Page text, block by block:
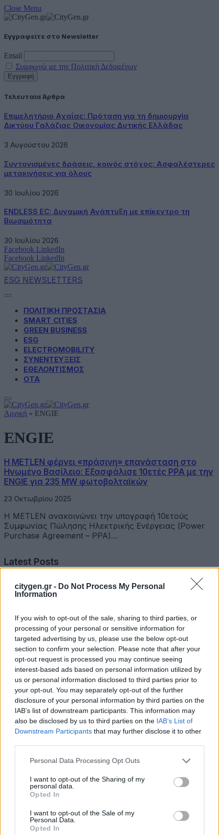
citygen.gr - Do Not Process My Personal
Information
If you wish to opt-out of the sale, sharing to third parties, or
processing of your personal or sensitive information for
targeted advertising by us, please use the below opt-out
section to confirm your selection. Please note that after your
opt-out request is processed you may continue seeing
interest-based ads based on personal information utilized by
us or personal information disclosed to third parties prior to
your opt-out. You may separately opt-out of the further
disclosure of your personal information by third parties on the
IAB’s list of downstream participants. This information may
also be disclosed by us to third parties on the IAB’s List of
Downstream Participants that may further disclose it to other
Personal Data Processing Opt Outs
I want to opt-out of the Sharing of my
personal data.
Opted In
I want to opt-out of the Sale of my
Personal Data.
Opted In
Close Menu
Εγγραφείτε στο Newsletter
Email
Συμφωνώ με την Πολιτική Δεδομένων
Τελευταία Άρθρα
Επιμελητήριο Αχαΐας: Πρόταση για τη δημιουργία
Δικτύου Γαλάζιας Οικονομίας Δυτικής Ελλάδας
3 Αυγούστου 2026
Συντονισμένες δράσεις, κοινός στόχος: Ασφαλέστερες
μετακινήσεις για όλους
30 Ιουλίου 2026
ENDLESS EC: Δυναμική Ανάπτυξη με επίκεντρο τη
Βιωσιμότητα
30 Ιουλίου 2026
Facebook LinkedIn
Facebook LinkedIn
ESG NEWSLETTERS
ΠΟΛΙΤΙΚΗ ΠΡΟΣΤΑΣΙΑ
SMART CITIES
GREEN BUSINESS
ESG
ELECTROMOBILITY
ΣΥΝΕΝΤΕΥΞΕΙΣ
ΕΘΕΛΟΝΤΙΣΜΟΣ
ΟΤΑ
Αρχική » ENGIE
ENGIE
Η METLEN φέρνει «πράσινη» επανάσταση στο
Ηνωμένο Βασίλειο: Εξασφάλισε 10ετές PPA με την
ENGIE για 235 MW φωτοβολταϊκών
23 Οκτωβρίου 2025
Η METLEN ανακοινώνει την υπογραφή 10ετούς
Συμφωνίας Πώλησης Ηλεκτρικής Ενέργειας (Power
Purchase Agreement – PPA)…
Latest Posts
Επιμελητήριο Αχαΐας: Πρόταση για τη δημιουργία
Δικτύου Γαλάζιας Οικονομίας Δυτικής Ελλάδας
3 Αυγούστου 2026
Συντονισμένες δράσεις, κοινός στόχος: Ασφαλέστερες
μετακινήσεις για όλους
30 Ιουλίου 2026
ENDLESS EC: Δυναμική Ανάπτυξη με επίκεντρο τη
Βιωσιμότητα
30 Ιουλίου 2026
Συνεργασία της ΦΩΤΟΚΥΚΛΩΣΗ Α.Ε. με τον Δήμο
29 Ιουλίου 2026
Περιφέρεια Αττικής: Υπεγράφη η σύμβαση κατασκευής
του εσωτερικού δικτύου αποχέτευσης Παιανίας
29 Ιουλίου 2026
Newsletter Citygen.gr